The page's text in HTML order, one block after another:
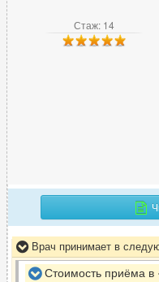
Стаж: 14
Врач принимает в
Стоимость приёма в